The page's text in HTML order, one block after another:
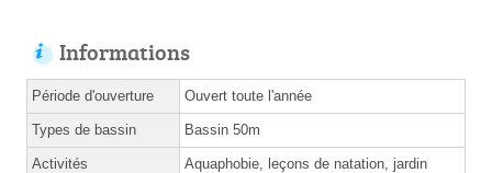
Informations
Période d'ouverture Ouvert toute l'année
Types de bassin Bassin 50m
Activités
Aquaphobie, leçons de natation, jardin